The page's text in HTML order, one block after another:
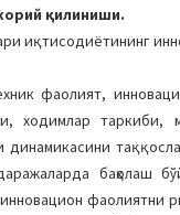
қилиниши.
иқтисодиётининг
фаолият,
ходимлар таркиби,
баҳолаш
фаолиятни